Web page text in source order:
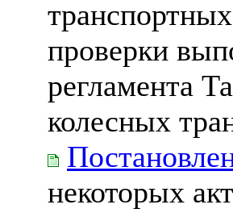
проверки
регламента
колесных
некоторых